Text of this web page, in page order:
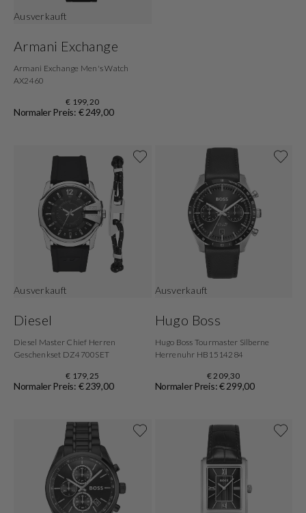
Ausverkauft
Armani Exchange
Armani Exchange Men's Watch
AX2460
€ 199,20
Normaler Preis: € 249,00
Ausverkauft
Diesel
Diesel Master Chief Herren
Geschenkset DZ4700SET
€ 179,25
Normaler Preis: € 239,00
Ausverkauft
Hugo Boss
Hugo Boss Tourmaster Silberne
Herrenuhr HB1514284
€ 209,30
Normaler Preis: € 299,00